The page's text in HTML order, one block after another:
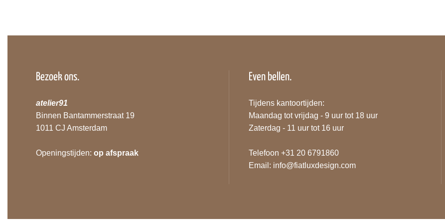
Bezoek ons.
atelier91
Binnen Bantammerstraat 19
1011 CJ Amsterdam
Openingstijden:op afspraak
Even bellen.
Tijdens kantoortijden:
Maandag tot vrijdag - 9 uur tot 18 uur
Zaterdag - 11 uur tot 16 uur
Telefoon +31 20 6791860
Email: info@fiatluxdesign.com